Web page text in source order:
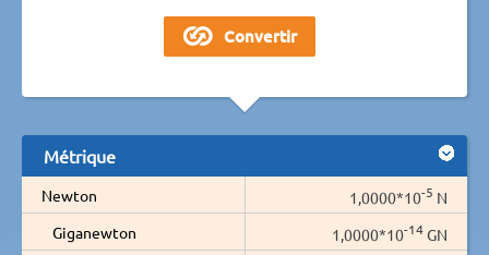
Métrique
Newton 1,0000*10-5 N
Giganewton
1,0000*10-14GN